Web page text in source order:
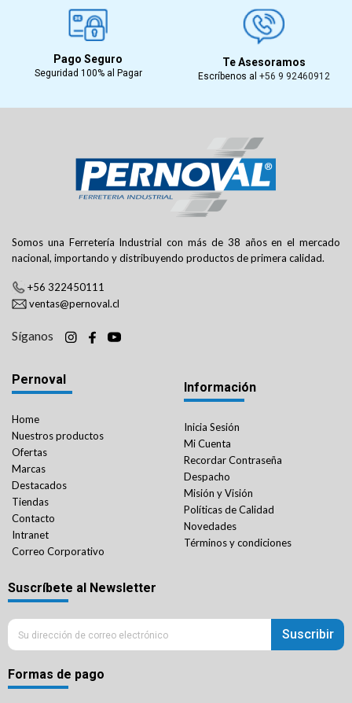
Pago Seguro
Seguridad 100% al Pagar
Te Asesoramos
Escríbenos al +56 9 92460912
Somos una Ferretería Industrial con más de 38 años en el mercado
nacional, importando y distribuyendo productos de primera calidad.
+56 322450111
ventas@pernoval.cl
Síganos
Pernoval
Home
Nuestros productos
Ofertas
Marcas
Destacados
Tiendas
Contacto
Intranet
Correo Corporativo
Información
Inicia Sesión
Mi Cuenta
Recordar Contraseña
Despacho
Misión y Visión
Políticas de Calidad
Novedades
Términos y condiciones
Suscríbete al Newsletter
Suscribir
Formas de pago